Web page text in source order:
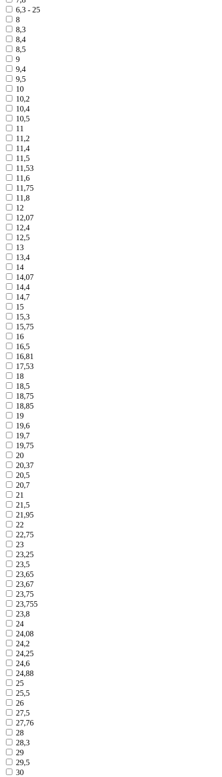
6,3 - 25
8
8,3
8,4
8,5
9
9,4
9,5
10
10,2
10,4
10,5
11
11,2
11,4
11,5
11,53
11,6
11,75
11,8
12
12,07
12,4
12,5
13
13,4
14
14,07
14,4
14,7
15
15,3
15,75
16
16,5
16,81
17,53
18
18,5
18,75
18,85
19
19,6
19,7
19,75
20
20,37
20,5
20,7
21
21,5
21,95
22
22,75
23
23,25
23,5
23,65
23,67
23,75
23,755
23,8
24
24,08
24,2
24,25
24,6
24,88
25
25,5
26
27,5
27,76
28
28,3
29
29,5
30